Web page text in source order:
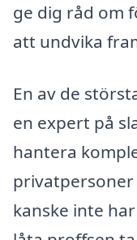
ge dig råd om
att undvika
En av de
en expert på
hantera
kanske inte